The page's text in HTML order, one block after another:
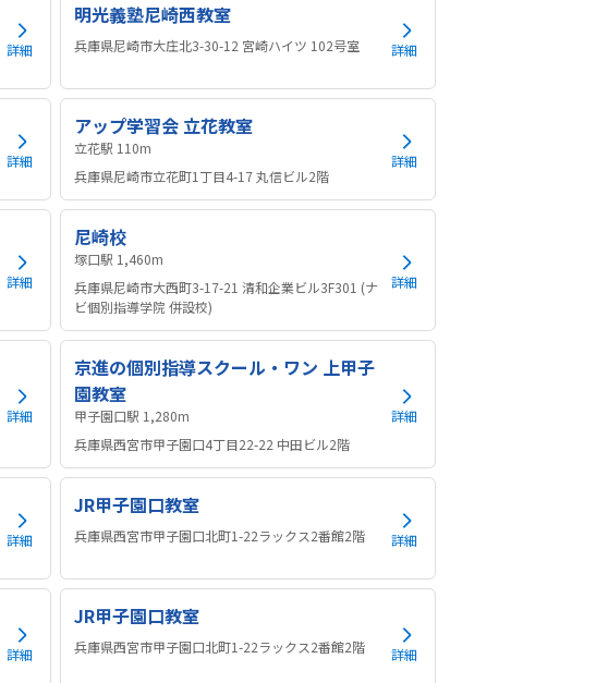
詳細
明光義塾尼崎西教室
兵庫県尼崎市大庄北3-30-12 宮崎ハイツ 102号室 詳細
詳細
アップ学習会 立花教室
立花駅 110m
兵庫県尼崎市立花町1丁目4-17 丸信ビル2階
詳細
詳細
尼崎校
塚口駅 1,460m
兵庫県尼崎市大西町3-17-21 清和企業ビル3F301 (ナ
ビ個別指導学院 併設校)
詳細
詳細
京進の個別指導スクール・ワン 上甲子
園教室
甲子園口駅 1,280m
兵庫県西宮市甲子園口4丁目22-22 中田ビル2階
詳細
詳細
JR甲子園口教室
兵庫県西宮市甲子園口北町1-22ラックス2番館2階 詳細
詳細
JR甲子園口教室
兵庫県西宮市甲子園口北町1-22ラックス2番館2階 詳細